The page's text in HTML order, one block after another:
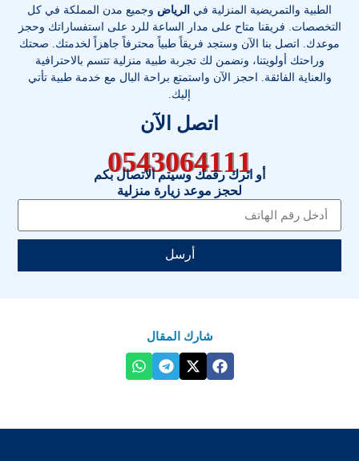
الطبية والتمريضية المنزلية في الرياض وجميع مدن المملكة في كل
التخصصات . فريقنا متاح على مدار الساعة للرد على استفساراتك وحجز
موعدك. اتصل بنا الآن وستجد فريقاً طبياً محترفاً جاهزاً لخدمتك. صحتك
وراحتك أولويتنا، ونضمن لك تجربة طبية منزلية تتسم بالاحترافية
والعناية الفائقة. احجز الآن واستمتع براحة البال مع خدمة طبية تأتي
إليك.
اتصل الآن
0543064111
أو اترك رقمك وسيتم الاتصال بكم
لحجز موعد زيارة منزلية
أرسل
شارك المقال